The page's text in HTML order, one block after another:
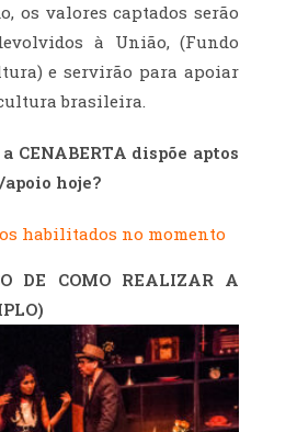
os valores captados serão
à União, (Fundo
e servirão para apoiar
brasileira.
CENABERTA dispõe aptos
hoje?
habilitados no momento
DE COMO REALIZAR A